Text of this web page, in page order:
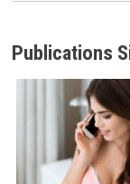
Publications